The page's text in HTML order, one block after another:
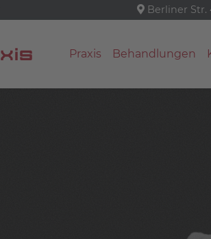
Berliner Str.
Praxis Behandlungen